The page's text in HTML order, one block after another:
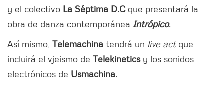
y el colectivo La Séptima D.C que presentará la
obra de danza contemporánea Intrópico.
Así mismo, Telemachina tendrá un live actque
incluirá el vjeismo de Telekinetics y los sonidos
electrónicos de Usmachina.